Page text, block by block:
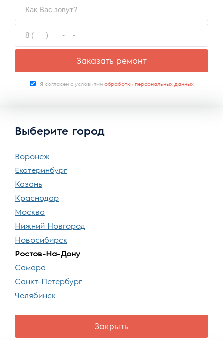
Заказать ремонт
Я согласен с условиями обработки персональных данных
Выберите город
Воронеж
Екатеринбург
Казань
Краснодар
Москва
Нижний Новгород
Новосибирск
Ростов-На-Дону
Самара
Санкт-Петербург
Челябинск
Закрыть